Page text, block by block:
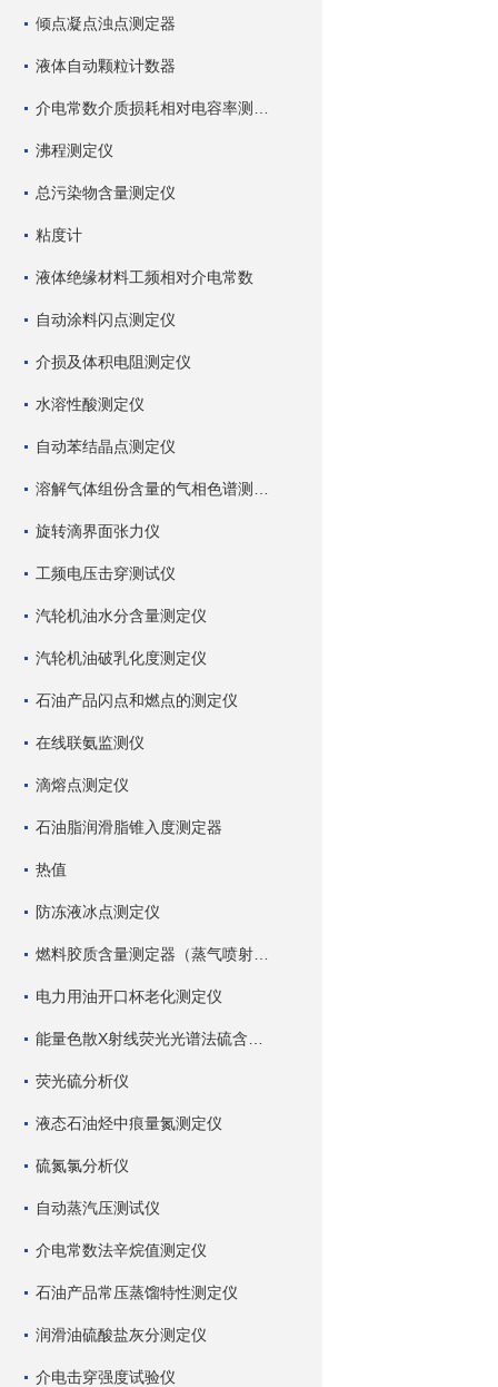
倾点凝点浊点测定器
液体自动颗粒计数器
沸程测定仪
总污染物含量测定仪
粘度计
液体绝缘材料工频相对介电常数
自动涂料闪点测定仪
介损及体积电阻测定仪
水溶性酸测定仪
自动苯结晶点测定仪
旋转滴界面张力仪
工频电压击穿测试仪
汽轮机油水分含量测定仪
汽轮机油破乳化度测定仪
石油产品闪点和燃点的测定仪
在线联氨监测仪
滴熔点测定仪
石油脂润滑脂锥入度测定器
热值
防冻液冰点测定仪
电力用油开口杯老化测定仪
荧光硫分析仪
液态石油烃中痕量氮测定仪
硫氮氯分析仪
自动蒸汽压测试仪
介电常数法辛烷值测定仪
石油产品常压蒸馏特性测定仪
润滑油硫酸盐灰分测定仪
介电击穿强度试验仪